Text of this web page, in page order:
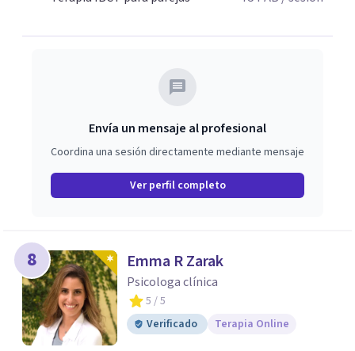
Envía un mensaje al profesional
Coordina una sesión directamente mediante mensaje
Ver perfil completo
8 Emma R Zarak
Psicologa clínica
5 / 5
Verificado
Terapia Online